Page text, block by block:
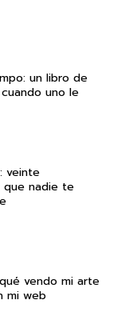
un libro de
uno le
veinte
que nadie te
vendo mi arte
mi web